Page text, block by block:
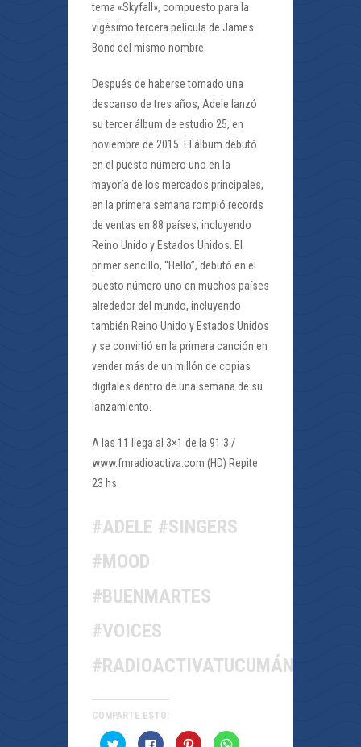
tema «Skyfall», compuesto para la
vigésimo tercera película de James
Bond del mismo nombre.
Después de haberse tomado una
descanso de tres años, Adele lanzó
su tercer álbum de estudio 25, en
noviembre de 2015. El álbum debutó
en el puesto número uno en la
mayoría de los mercados principales,
en la primera semana rompió records
de ventas en 88 países, incluyendo
Reino Unido y Estados Unidos. El
primer sencillo, “Hello”, debutó en el
puesto número uno en muchos países
alrededor del mundo, incluyendo
también Reino Unido y Estados Unidos
y se convirtió en la primera canción en
vender más de un millón de copias
digitales dentro de una semana de su
lanzamiento.
A las 11 llega al 3×1 de la 91.3 /
www.fmradioactiva.com (HD) Repite
23 hs.
#ADELE #SINGERS
#MOOD
#BUENMARTES
#VOICES
#RADIOACTIVATUCUMÁN
COMPARTE ESTO:
Haz Haz Haz Haz